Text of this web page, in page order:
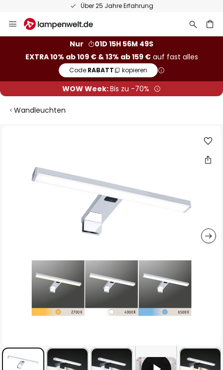
Über 25 Jahre Erfahrung
Inhalt
Nur
01D 15H 56M 49S
EXTRA 10% ab 109 € & 13% ab 159 €auf fast alles
Code:RABATT kopieren
WOW Week:Bis zu -70%
Wandleuchten
Bildgalerie
springen